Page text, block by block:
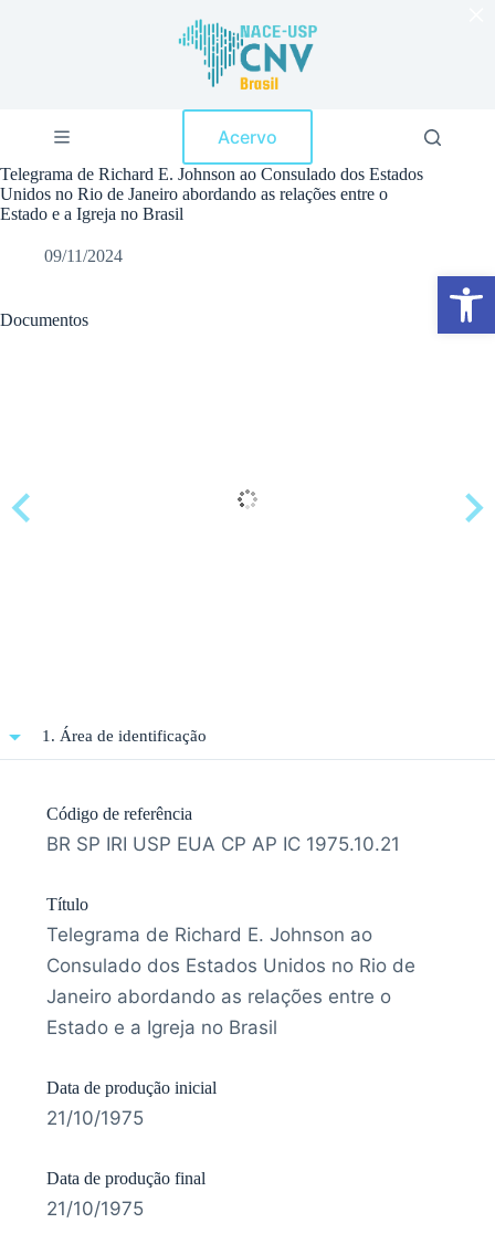
Abrir a barra de ferramentas
a
o
c
ú
Acervo
Telegrama de Richard E. Johnson ao Consulado dos Estados
Unidos no Rio de Janeiro abordando as relações entre o
Estado e a Igreja no Brasil
09/11/2024
Documentos
1. Área de identificação
Código de referência
BR SP IRI USP EUA CP AP IC 1975.10.21
Título
Telegrama de Richard E. Johnson ao
Consulado dos Estados Unidos no Rio de
Janeiro abordando as relações entre o
Estado e a Igreja no Brasil
Data de produção inicial
21/10/1975
Data de produção final
21/10/1975